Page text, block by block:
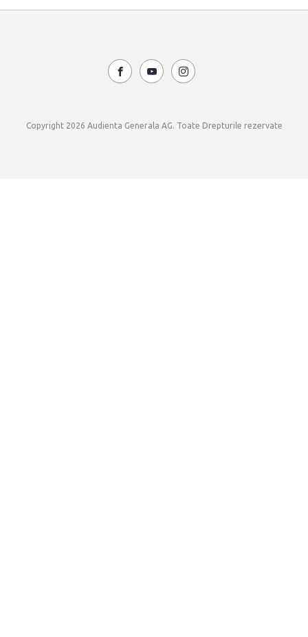
Copyright 2026 Audienta Generala AG. Toate Drepturile rezervate